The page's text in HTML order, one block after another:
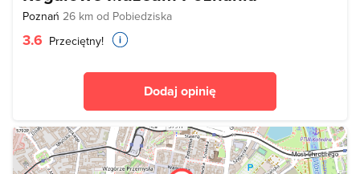
Poznań 26 km od Pobiedziska
3.6 Przeciętny!
Dodaj opinię